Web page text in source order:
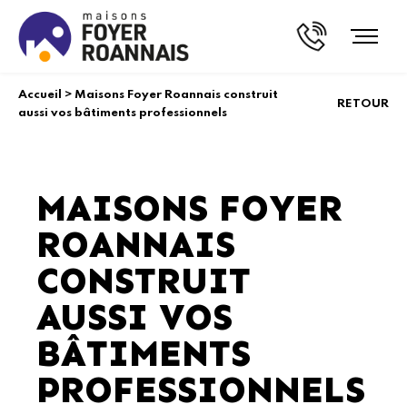
Accueil > Maisons Foyer Roannais construit
aussi vos bâtiments professionnels
RETOUR
MAISONS FOYER
ROANNAIS
CONSTRUIT
AUSSI VOS
BÂTIMENTS
PROFESSIONNELS